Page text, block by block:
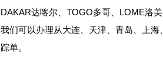
DAKAR达喀尔、TOGO多哥、LOME洛
我们可以办理从大连、天津、青岛、上
踪单。